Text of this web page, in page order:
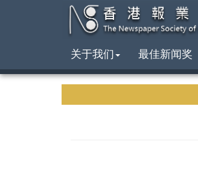
关于我们 最佳新闻奖